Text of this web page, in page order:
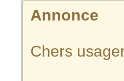
Annonce
Chers